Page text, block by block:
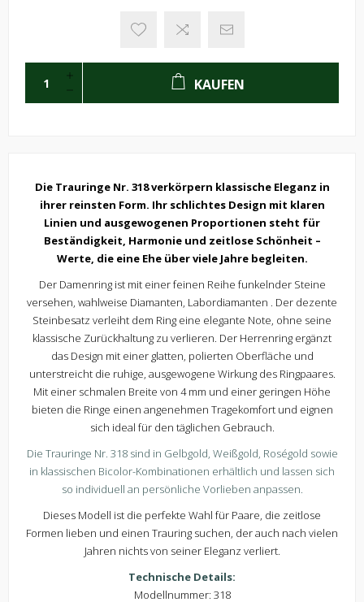
KAUFEN
Die Trauringe Nr. 318 verkörpern klassische Eleganz in
ihrer reinsten Form. Ihr schlichtes Design mit klaren
Linien und ausgewogenen Proportionen steht für
Beständigkeit, Harmonie und zeitlose Schönheit –
Werte, die eine Ehe über viele Jahre begleiten.
Der Damenring ist mit einer feinen Reihe funkelnder Steine
versehen, wahlweise Diamanten, Labordiamanten . Der dezente
Steinbesatz verleiht dem Ring eine elegante Note, ohne seine
klassische Zurückhaltung zu verlieren. Der Herrenring ergänzt
das Design mit einer glatten, polierten Oberfläche und
unterstreicht die ruhige, ausgewogene Wirkung des Ringpaares.
Mit einer schmalen Breite von 4 mm und einer geringen Höhe
bieten die Ringe einen angenehmen Tragekomfort und eignen
sich ideal für den täglichen Gebrauch.
Die Trauringe Nr. 318 sind in Gelbgold, Weißgold, Roségold sowie
in klassischen Bicolor-Kombinationen erhältlich und lassen sich
so individuell an persönliche Vorlieben anpassen.
Dieses Modell ist die perfekte Wahl für Paare, die zeitlose
Formen lieben und einen Trauring suchen, der auch nach vielen
Jahren nichts von seiner Eleganz verliert.
Technische Details:
Modellnummer: 318